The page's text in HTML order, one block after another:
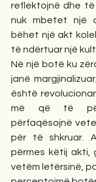
reflektojnë dhe të
nuk mbetet një
bëhet një akt
të ndërtuar një
Në një botë ku
janë
është
më që të
përfaqësojnë
për të shkruar.
përmes këtij akti,
vetëm letërsinë,